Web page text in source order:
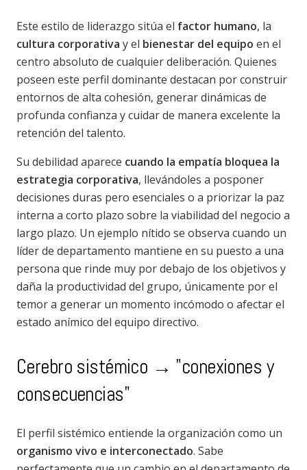
Este estilo de liderazgo sitúa el factor humano, la
cultura corporativa y el bienestar del equipo en el
centro absoluto de cualquier deliberación. Quienes
poseen este perfil dominante destacan por construir
entornos de alta cohesión, generar dinámicas de
profunda confianza y cuidar de manera excelente la
retención del talento.
Su debilidad aparece cuando la empatía bloquea la
estrategia corporativa, llevándoles a posponer
decisiones duras pero esenciales o a priorizar la paz
interna a corto plazo sobre la viabilidad del negocio a
largo plazo. Un ejemplo nítido se observa cuando un
líder de departamento mantiene en su puesto a una
persona que rinde muy por debajo de los objetivos y
daña la productividad del grupo, únicamente por el
temor a generar un momento incómodo o afectar el
estado anímico del equipo directivo.
Cerebro sistémico → "conexiones y
consecuencias"
El perfil sistémico entiende la organización como un
organismo vivo e interconectado. Sabe